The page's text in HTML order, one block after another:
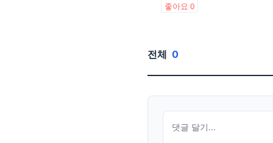
좋아요 0
전체 0